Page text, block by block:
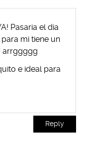
Pasaria el dia
mi tiene un
arrggggg
e ideal para
Reply